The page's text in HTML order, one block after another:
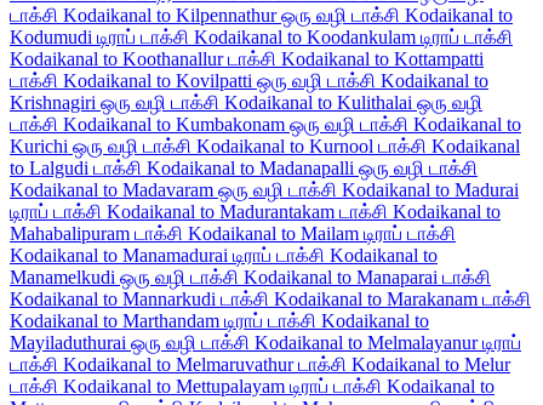
டாக்சி Kodaikanal to Kilpennathur ஒரு வழி டாக்சி Kodaikanal to
Kodumudi டிராப் டாக்சி Kodaikanal to Koodankulam டிராப் டாக்சி
Kodaikanal to Koothanallur டாக்சி Kodaikanal to Kottampatti
டாக்சி Kodaikanal to Kovilpatti ஒரு வழி டாக்சி Kodaikanal to
Krishnagiri ஒரு வழி டாக்சி Kodaikanal to Kulithalai ஒரு வழி
டாக்சி Kodaikanal to Kumbakonam ஒரு வழி டாக்சி Kodaikanal to
Kurichi ஒரு வழி டாக்சி Kodaikanal to Kurnool டாக்சி Kodaikanal
to Lalgudi டாக்சி Kodaikanal to Madanapalli ஒரு வழி டாக்சி
Kodaikanal to Madavaram ஒரு வழி டாக்சி Kodaikanal to Madurai
டிராப் டாக்சி Kodaikanal to Madurantakam டாக்சி Kodaikanal to
Mahabalipuram டாக்சி Kodaikanal to Mailam டிராப் டாக்சி
Kodaikanal to Manamadurai டிராப் டாக்சி Kodaikanal to
Manamelkudi ஒரு வழி டாக்சி Kodaikanal to Manaparai டாக்சி
Kodaikanal to Mannarkudi டாக்சி Kodaikanal to Marakanam டாக்சி
Kodaikanal to Marthandam டிராப் டாக்சி Kodaikanal to
Mayiladuthurai ஒரு வழி டாக்சி Kodaikanal to Melmalayanur டிராப்
டாக்சி Kodaikanal to Melmaruvathur டாக்சி Kodaikanal to Melur
டாக்சி Kodaikanal to Mettupalayam டிராப் டாக்சி Kodaikanal to